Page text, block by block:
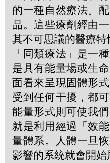
的一種自然療法。
品。這些療劑經由
其不可思議的醫療特
「同類療法」是一
是具有能量場或生
面看來呈現固體形
受到任何干擾，都
能量形式則可使我
就是利用經過「效
量體系。人體一旦
影響的系統就會開